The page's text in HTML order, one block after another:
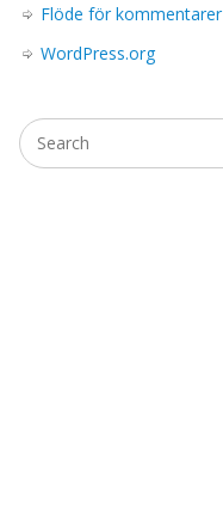
Flöde för kommentarer
WordPress.org